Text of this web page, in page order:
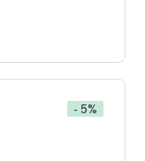
- 5%